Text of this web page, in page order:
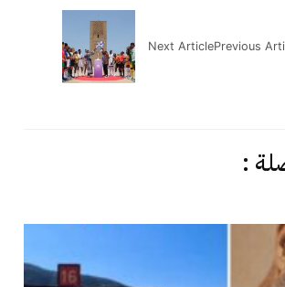
Previous
Next Article
: